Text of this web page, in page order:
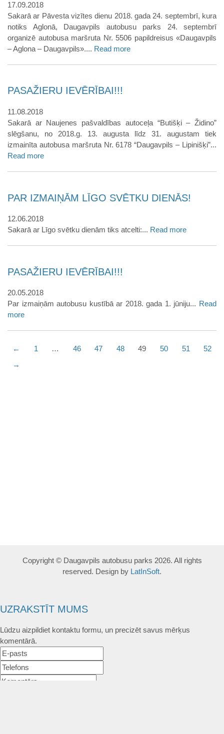
17.09.2018
Sakarā ar Pāvesta vizītes dienu 2018. gada 24. septembrī, kura
notiks Aglonā, Daugavpils autobusu parks 24. septembrī
organizē autobusa maršruta Nr. 5506 papildreisus «Daugavpils
– Aglona – Daugavpils».... Read more
PASAŽIERU IEVĒRĪBAI!!!
11.08.2018
Sakarā ar Naujenes pašvaldības autoceļa “Butišķi – Židino”
slēgšanu, no 2018.g. 13. augusta līdz 31. augustam tiek
izmainīta autobusa maršruta Nr. 6178 “Daugavpils – Lipinišķi”...
Read more
PAR IZMAIŅĀM LĪGO SVĒTKU DIENĀS!
12.06.2018
Sakarā ar Līgo svētku dienām tiks atcelti:... Read more
PASAŽIERU IEVĒRĪBAI!!!
20.05.2018
Par izmaiņām autobusu kustībā ar 2018. gada 1. jūniju... Read
more
← 1 … 46 47 48 49 50 51
52
→
Copyright © Daugavpils autobusu parks 2026. All rights
reserved. Design by LatInSoft.
UZRAKSTĪT MUMS
Lūdzu aizpildiet kontaktu formu, un precizēt savus mērķus
komentārā.